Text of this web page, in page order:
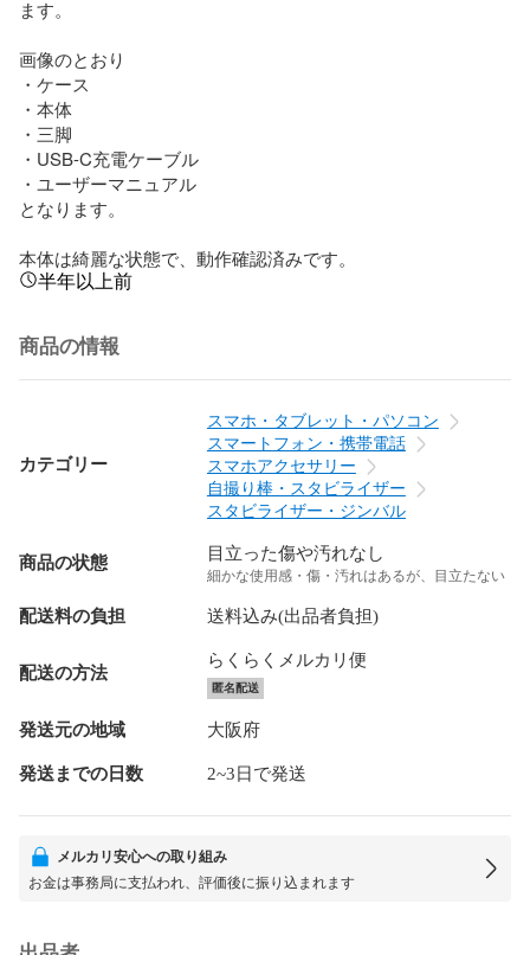
ます。
画像のとおり
・ケース
・本体
・三脚
・USB-C充電ケーブル
・ユーザーマニュアル
となります。
本体は綺麗な状態で、動作確認済みです。
半年以上前
商品の情報
カテゴリー
スマホ・タブレット・パソコン
スマートフォン・携帯電話
スマホアクセサリー
自撮り棒・スタビライザー
スタビライザー・ジンバル
商品の状態 目立った傷や汚れなし
細かな使用感・傷・汚れはあるが、目立たない
配送料の負担 送料込み(出品者負担)
配送の方法
らくらくメルカリ便
匿名配送
発送元の地域 大阪府
発送までの日数 2~3日で発送
メルカリ安心への取り組み
お金は事務局に支払われ、評価後に振り込まれます